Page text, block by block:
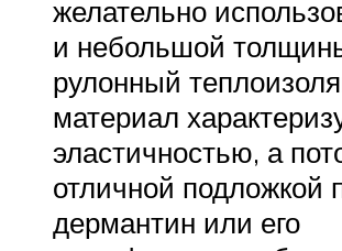
желательно
и небольшой
рулонный
материал
эластичностью, а
отличной подложкой
дермантин или его